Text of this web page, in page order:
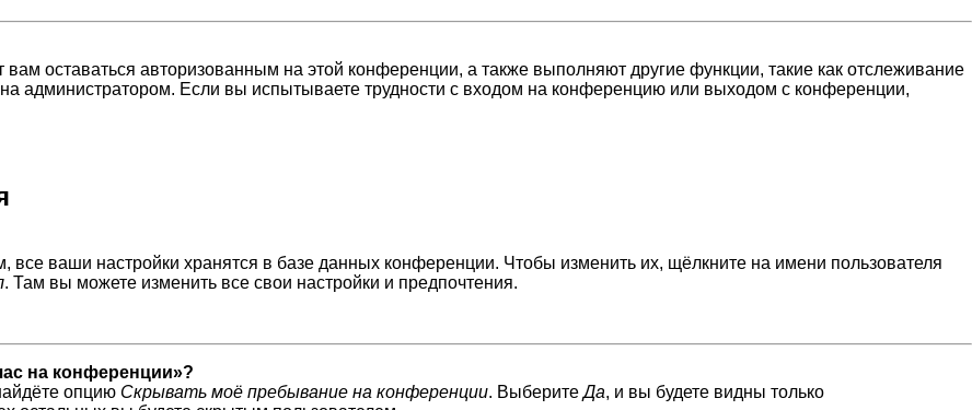
оставаться авторизованным на этой конференции, а также выполняют другие функции, такие как отслеживание
администратором. Если вы испытываете трудности с входом на конференцию или выходом с конференции,
все ваши настройки хранятся в базе данных конференции. Чтобы изменить их, щёлкните на имени пользователя
. Там вы можете изменить все свои настройки и предпочтения.
на конференции»?
опцию Скрывать моё пребывание на конференции. ВыберитеДа, и вы будете видны только